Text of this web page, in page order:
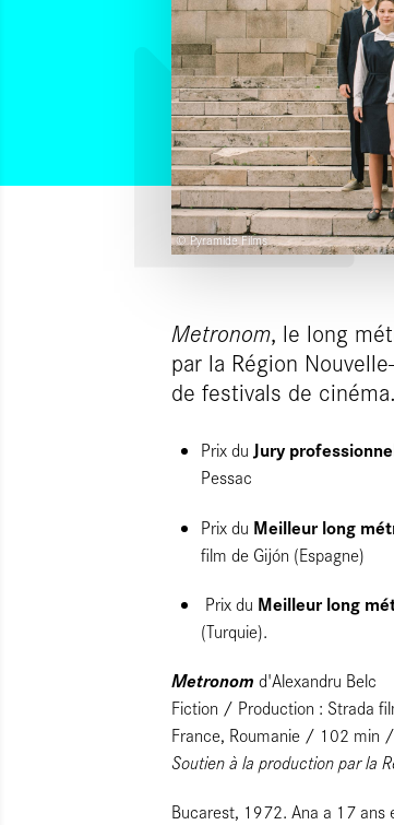
© Pyramide Films
Metronom, le long
par la Région
de festivals de cinéma.
Prix du Jury
Pessac
Prix du Meilleur long
film de Gijón (Espagne)
Prix du Meilleur long
(Turquie).
Metronom d'Alexandru Belc
Fiction / Production : Strada
France, Roumanie / 102 min
Soutien à la production par la
Bucarest, 1972. Ana a 17 ans